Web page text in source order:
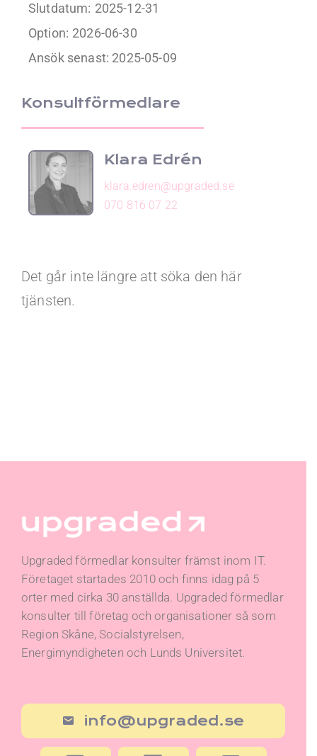
Slutdatum: 2025-12-31
Option: 2026-06-30
Ansök senast: 2025-05-09
Konsultförmedlare
Klara Edrén
klara.edren@upgraded.se
070 816 07 22
Det går inte längre att söka den här
tjänsten.
Upgraded förmedlar konsulter främst inom IT.
Företaget startades 2010 och finns idag på 5
orter med cirka 30 anställda. Upgraded förmedlar
konsulter till företag och organisationer så som
Region Skåne, Socialstyrelsen,
Energimyndigheten och Lunds Universitet.
info@upgraded.se